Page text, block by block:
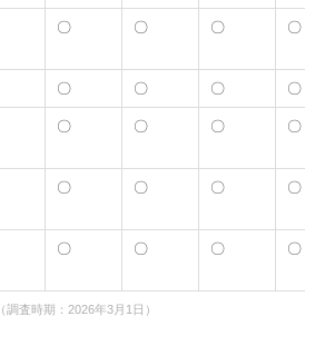
〇 〇 〇 〇
〇 〇 〇 〇
〇 〇 〇 〇
〇 〇 〇 〇
〇 〇 〇 〇
（調査時期：2026年3月1日）